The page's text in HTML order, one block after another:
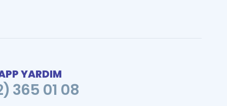
YARDIM
365 01 08